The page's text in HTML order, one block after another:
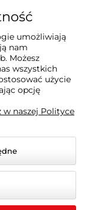
umożliwiają
nam
Możesz
wszystkich
użycie
opcję
w naszej Polityce